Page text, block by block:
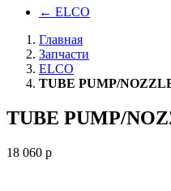
← ELCO
Главная
Запчасти
ELCO
TUBE PUMP/
TUBE PUMP/
18 060 p